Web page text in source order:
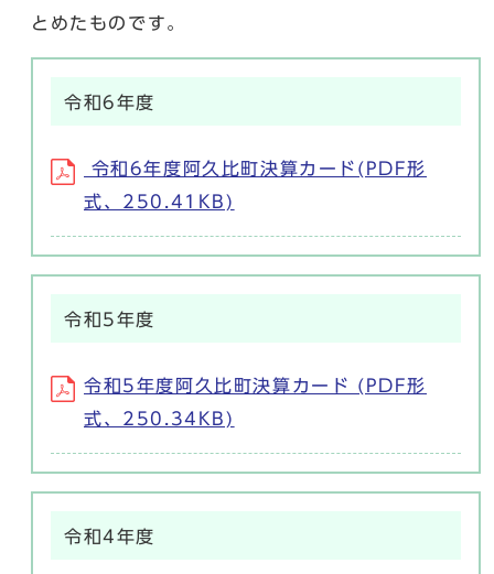
とめたものです。
令和6年度
令和6年度阿久比町決算カード(PDF形
式、250.41KB)
令和5年度
令和5年度阿久比町決算カード (PDF形
式、250.34KB)
令和4年度